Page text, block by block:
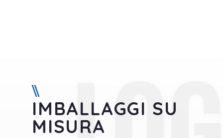
IMBALLAGGI SU
MISURA